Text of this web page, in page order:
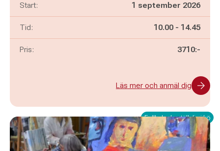
Start: 1 september 2026
Tid: Pågår mellan
10.00 - och
14.45
Pris: 3710:-
Läs mer och anmäl dig
Fullbokad - ställ dig i kö